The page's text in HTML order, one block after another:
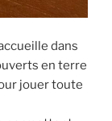
dans
en terre
jouer toute